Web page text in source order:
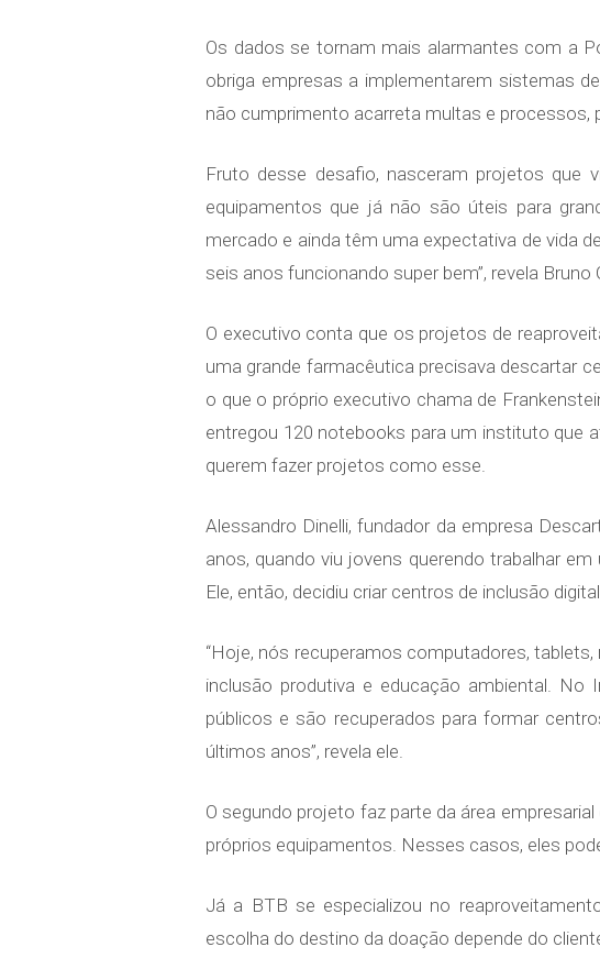
Os dados se tornam mais alarmantes com a
obriga empresas a implementarem sistemas
não cumprimento acarreta multas e processos,
Fruto desse desafio, nasceram projetos que
equipamentos que já não são úteis para
mercado e ainda têm uma expectativa de vida
seis anos funcionando super bem”, revela
O executivo conta que os projetos de
uma grande farmacêutica precisava descartar
o que o próprio executivo chama de
entregou 120 notebooks para um instituto que
querem fazer projetos como esse.
Alessandro Dinelli, fundador da empresa
anos, quando viu jovens querendo trabalhar
Ele, então, decidiu criar centros de inclusão
“Hoje, nós recuperamos computadores,
inclusão produtiva e educação ambiental.
públicos e são recuperados para formar
últimos anos”, revela ele.
O segundo projeto faz parte da área
próprios equipamentos. Nesses casos, eles
Já a BTB se especializou no
escolha do destino da doação depende do